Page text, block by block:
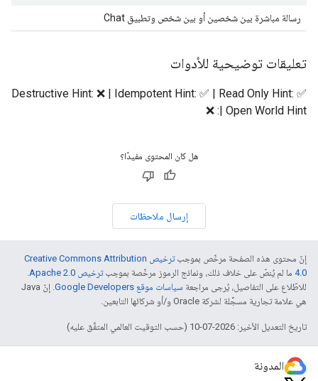
رسالة مباشرة بين شخصين أو بين شخص وتطبيق Chat
تعليقات توضيحية للأدوات
Destructive Hint: ❌ | Idempotent Hint: ✅ | Read Only Hint: ✅
| Open World Hint: ❌
هل كان المحتوى مفيدًا؟
إرسال ملاحظات
إنّ محتوى هذه الصفحة مرخّص بموجب
ترخيص Creative Commons Attribution
4.0‏ ما لم يُنصّ على خلاف ذلك، ونماذج الرموز مرخّصة بموجبترخيص Apache 2.0‏
.
للاطّلاع على التفاصيل، يُرجى مراجعة سياسات موقع Google Developers‏
. إنّ Java
هي علامة تجارية مسجَّلة لشركة Oracle و/أو شركائها التابعين.
تاريخ التعديل الأخير: 2026-07-10 (حسب التوقيت العالمي المتفَّق عليه)
المدونة